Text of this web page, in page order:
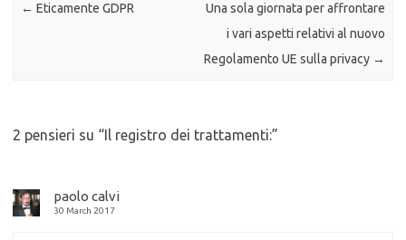
← Eticamente GDPR
Una sola giornata per affrontare
i vari aspetti relativi al nuovo
Regolamento UE sulla privacy →
2 pensieri su “Il registro dei trattamenti:”
paolo calvi
30 March 2017